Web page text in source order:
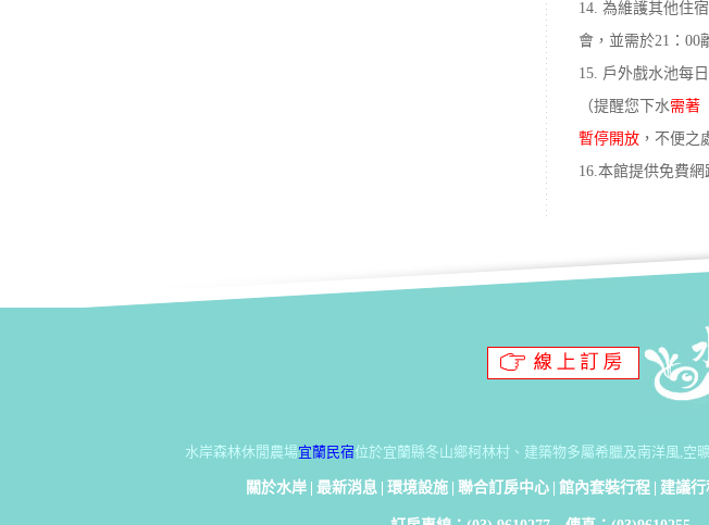
14. 為維護其他住
會，並需於21：00
15. 戶外戲水池每
（提醒您下水需著
暫停開放 ，不便之
16.本館提供免費
水岸森林休閒農場宜蘭民宿位於宜蘭縣冬山鄉柯林村、建築物多屬希臘及南洋風,空
關於水岸 最新消息 環境設施 聯合訂房中心 館內套裝行程 建議行